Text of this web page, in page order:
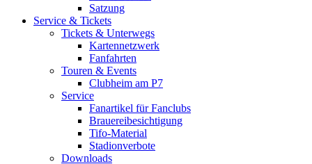
Satzung
Service & Tickets
Tickets & Unterwegs
Kartennetzwerk
Fanfahrten
Touren & Events
Clubheim am P7
Service
Fanartikel für Fanclubs
Brauereibesichtigung
Tifo-Material
Stadionverbote
Downloads